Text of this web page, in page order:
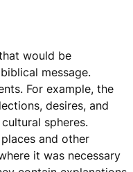
would be
message.
For example, the
desires, and
spheres.
and other
it was necessary